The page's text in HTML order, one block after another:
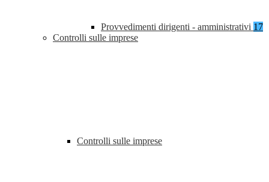
Provvedimenti dirigenti - amministrativi 17
Controlli sulle imprese
Controlli sulle imprese